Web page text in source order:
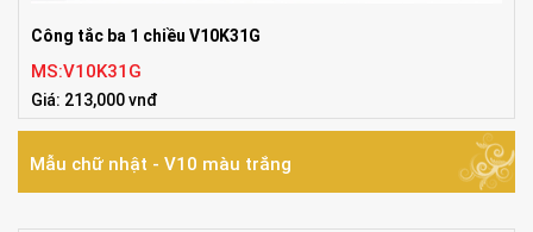
Công tắc ba 1 chiều V10K31G
MS:V10K31G
Giá: 213,000 vnđ
Mẫu chữ nhật - V10 màu trắng